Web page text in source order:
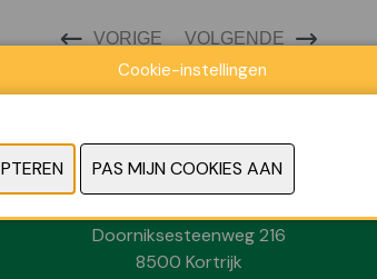
VORIGE VOLGENDE
Locatie
Doorniksesteenweg 216
8500 Kortrijk
Cookie-instellingen